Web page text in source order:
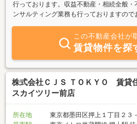
行っております。収益不動産・相続全般・
ンサルティング業務も行っておりますので
この不動産会社が
賃貸物件を探
株式会社ＣＪＳ ＴＯＫＹＯ 賃貸
スカイツリー前店
所在地
東京都墨田区押上１丁目２